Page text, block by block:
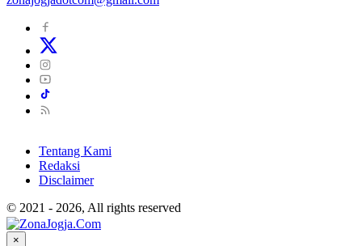
Tentang Kami
Redaksi
Disclaimer
© 2021 - 2026, All rights reserved
×